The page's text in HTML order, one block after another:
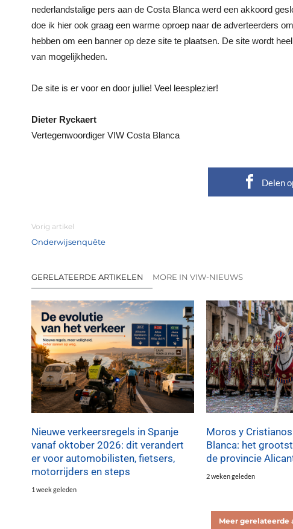
nederlandstalige pers aan de Costa Blanca werd een akkoord
doe ik hier ook graag een warme oproep naar de adverteerders
hebben om een banner op deze site te plaatsen. De site wordt
van mogelijkheden.
De site is er voor en door jullie! Veel leesplezier!
Dieter Ryckaert
Vertegenwoordiger VIW Costa Blanca
Delen
Vorig artikel
Onderwijsenquête
GERELATEERDE ARTIKELEN MORE IN VIW-NIEUWS
Nieuwe verkeersregels in Spanje
vanaf oktober 2026: dit verandert
er voor automobilisten, fietsers,
motorrijders en steps
1 week geleden
Moros y
Blanca: het
de provincie
2 weken geleden
Meer gerelateerde